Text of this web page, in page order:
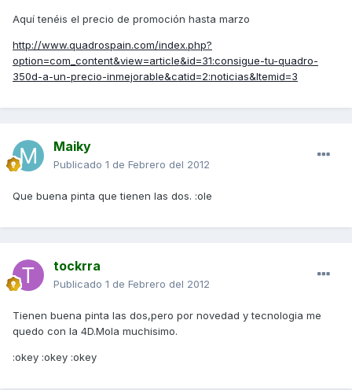
Aquí tenéis el precio de promoción hasta marzo
http://www.quadrospain.com/index.php?
option=com_content&view=article&id=31:consigue-tu-quadro-
350d-a-un-precio-inmejorable&catid=2:noticias&Itemid=3
Maiky
Publicado 1 de Febrero del 2012
Que buena pinta que tienen las dos. :ole
tockrra
Publicado 1 de Febrero del 2012
Tienen buena pinta las dos,pero por novedad y tecnologia me
quedo con la 4D.Mola muchisimo.
:okey :okey :okey